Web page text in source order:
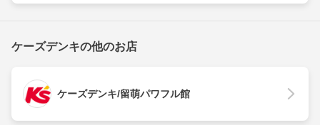
ケーズデンキの他のお店
ケーズデンキ/留萌パワフル館